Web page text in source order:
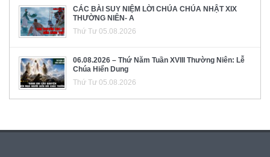
CÁC BÀI SUY NIỆM LỜI CHÚA CHÚA NHẬT XIX
THƯỜNG NIÊN- A
Thứ Tư 05.08.2026
06.08.2026 – Thứ Năm Tuần XVIII Thường Niên: Lễ
Chúa Hiển Dung
Thứ Tư 05.08.2026